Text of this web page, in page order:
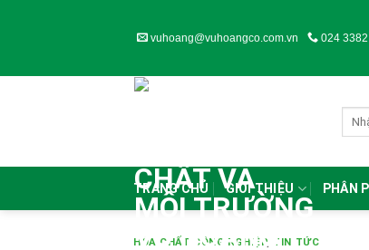
vuhoang@vuhoangco.com.vn 024
TRANG CHỦ GIỚI THIỆU PHÂN
HÓA CHẤT CÔNG NGHIỆP, TIN TỨC